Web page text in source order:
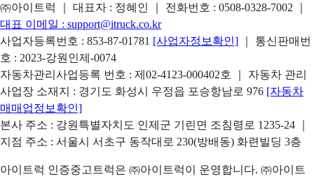
㈜아이트럭 ｜ 대표자 : 정혜인 ｜ 전화번호 : 0508-0328-7002
대표 이메일 : support@itruck.co.kr
사업자등록번호 : 853-87-01781 [사업자정보확인]
｜ 통신판매번
호 : 2023-강원인제-0074
자동차관리사업등록 번호 : 제02-4123-000402호 ｜ 자동차 관리
사업장 소재지 : 경기도 화성시 우정읍 포승항남로 976 [자동차
매매업정보확인]
본사 주소 : 강원특별자치도 인제군 기린면 조침령로 1235-24 ｜
지점 주소 : 서울시 서초구 동작대로 230(방배동) 화련빌딩 3층
아이트럭 인증중고트럭은 ㈜아이트럭이 운영합니다. ㈜아이트